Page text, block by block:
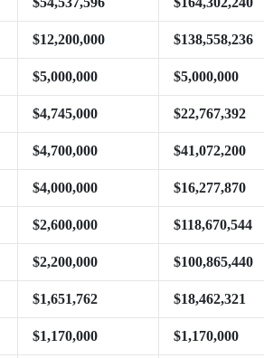
$12,200,000 $138,558,236
$5,000,000 $5,000,000
$4,745,000 $22,767,392
$4,700,000 $41,072,200
$4,000,000 $16,277,870
$2,600,000 $118,670,544
$2,200,000 $100,865,440
$1,651,762 $18,462,321
$1,170,000 $1,170,000